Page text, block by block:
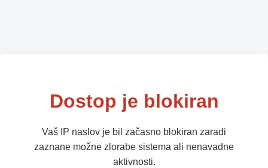
Dostop je blokiran
Vaš IP naslov je bil začasno blokiran zaradi
zaznane možne zlorabe sistema ali nenavadne
aktivnosti.